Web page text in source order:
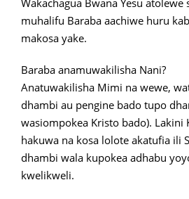
Wakachagua Bwana Yesu
muhalifu Baraba aachiwe huru
makosa yake.
Baraba anamuwakilisha Nani?
Anatuwakilisha Mimi na wewe,
dhambi au pengine bado tupo
wasiompokea Kristo bado). Lakini
hakuwa na kosa lolote akatufia ili
dhambi wala kupokea adhabu
kwelikweli.